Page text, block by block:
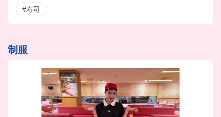
#寿司
制服